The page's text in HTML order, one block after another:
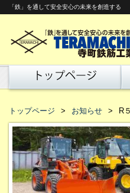
「鉄」を通して安全安心の未来を創造する
トップページ お知らせ R